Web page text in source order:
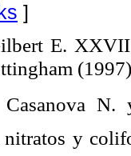
]
E.
N.
nitratos y